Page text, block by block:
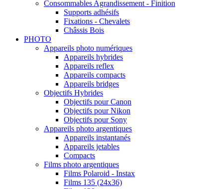
Consommables Agrandissement - Finition
Supports adhésifs
Fixations - Chevalets
Châssis Bois
PHOTO
Appareils photo numériques
Appareils hybrides
Appareils reflex
Appareils compacts
Appareils bridges
Objectifs Hybrides
Objectifs pour Canon
Objectifs pour Nikon
Objectifs pour Sony
Appareils photo argentiques
Appareils instantanés
Appareils jetables
Compacts
Films photo argentiques
Films Polaroid - Instax
Films 135 (24x36)